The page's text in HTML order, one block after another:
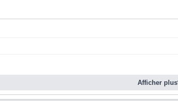
Afficher plus